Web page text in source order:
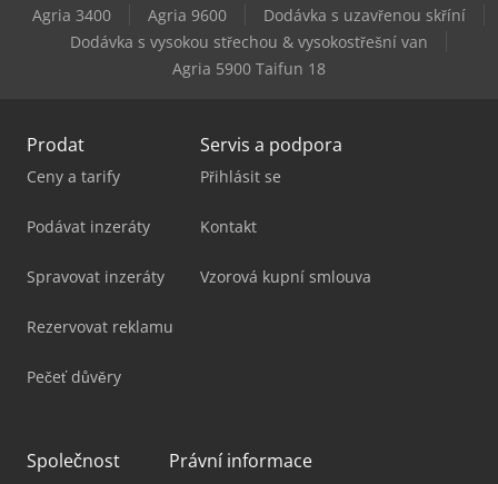
Agria 3400 Agria 9600
Dodávka s uzavřenou skříní
Dodávka s vysokou střechou & vysokostřešní van
Agria 5900 Taifun 18
Prodat
Ceny a tarify
Podávat inzeráty
Spravovat inzeráty
Rezervovat reklamu
Pečeť důvěry
Servis a podpora
Přihlásit se
Kontakt
Vzorová kupní smlouva
Společnost Právní informace